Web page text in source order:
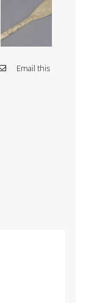
Email this